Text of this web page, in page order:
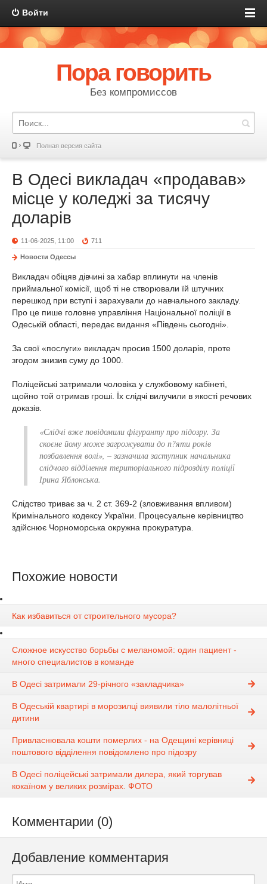
Войти
Пора говорить
Без компромиссов
Полная версия сайта
В Одесі викладач «продавав»
місце у коледжі за тисячу
доларів
11-06-2025, 11:00 711
Новости Одессы
Викладач обіцяв дівчині за хабар вплинути на членів
приймальної комісії, щоб ті не створювали їй штучних
перешкод при вступі і зарахували до навчального закладу.
Про це пише головне управління Національної поліції в
Одеській області, передає видання «Південь сьогодні».
За свої «послуги» викладач просив 1500 доларів, проте
згодом знизив суму до 1000.
Поліцейські затримали чоловіка у службовому кабінеті,
щойно той отримав гроші. Їх слідчі вилучили в якості речових
доказів.
«Слідчі вже повідомили фігуранту про підозру. За
скоєне йому може загрожувати до п?яти років
позбавлення волі», – зазначила заступник начальника
слідчого відділення територіального підрозділу поліції
Ірина Яблонська.
Слідство триває за ч. 2 ст. 369-2 (зловживання впливом)
Кримінального кодексу України. Процесуальне керівництво
здійснює Чорноморська окружна прокуратура.
Похожие новости
Как избавиться от строительного мусора?
Сложное искусство борьбы с меланомой: один пациент -
много специалистов в команде
В Одесі затримали 29-річного «закладчика»
В Одеській квартирі в морозилці виявили тіло малолітньої
дитини
Привласнювала кошти померлих - на Одещині керівниці
поштового відділення повідомлено про підозру
В Одесі поліцейські затримали дилера, який торгував
кокаїном у великих розмірах. ФОТО
Комментарии (0)
Добавление комментария